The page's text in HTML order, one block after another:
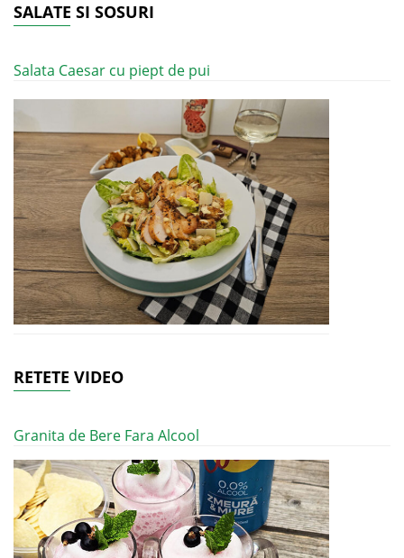
SALATE SI SOSURI
Salata Caesar cu piept de pui
RETETE VIDEO
Granita de Bere Fara Alcool